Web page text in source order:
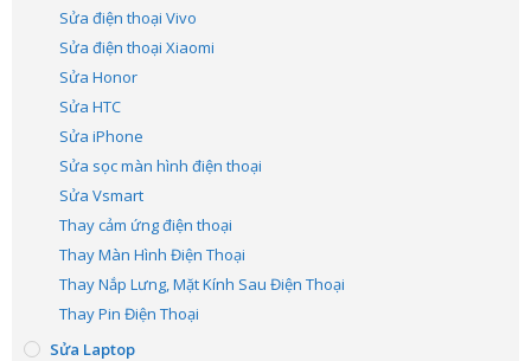
Sửa điện thoại Vivo
Sửa điện thoại Xiaomi
Sửa Honor
Sửa HTC
Sửa iPhone
Sửa sọc màn hình điện thoại
Sửa Vsmart
Thay cảm ứng điện thoại
Thay Màn Hình Điện Thoại
Thay Nắp Lưng, Mặt Kính Sau Điện Thoại
Thay Pin Điện Thoại
Sửa Laptop